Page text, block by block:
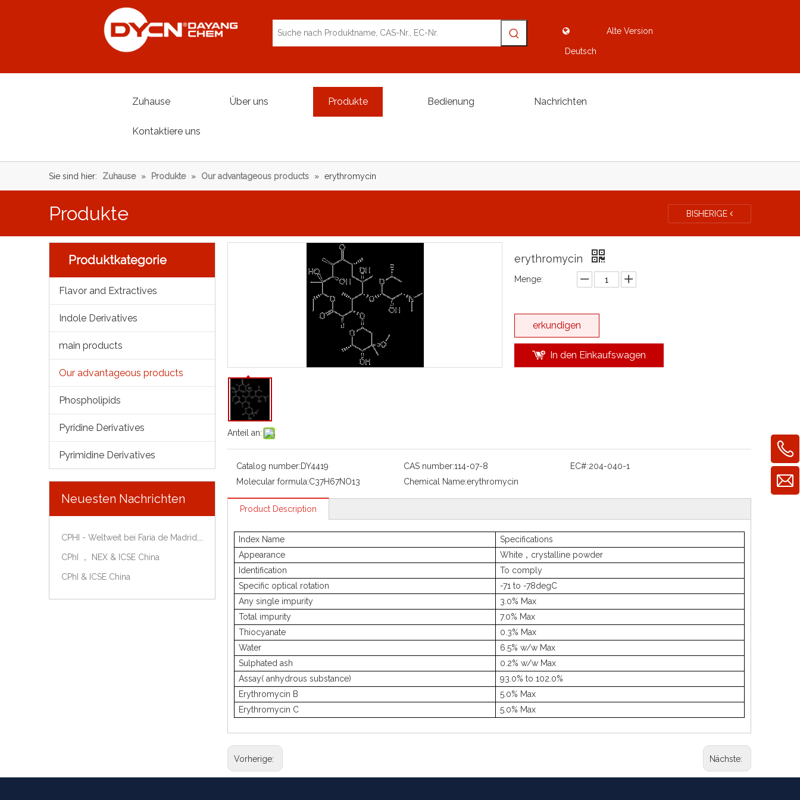
Deutsch
Alte Version
Zuhause Über uns Produkte Bedienung Nachrichten
Kontaktiere uns
Sie sind hier: Zuhause » Produkte » Our advantageous products » erythromycin
Produkte BISHERIGE
Produktkategorie
Flavor and Extractives
Indole Derivatives
main products
Our advantageous products
Phospholipids
Pyridine Derivatives
Pyrimidine Derivatives
Neuesten Nachrichten
CPhI ， NEX & ICSE China
CPhI & ICSE China
Anteil an:
erythromycin
Menge:
erkundigen
In den Einkaufswagen
Catalog number:DY4419 CAS number:114-07-8 EC#:204-040-1
Molecular formula:C37H67NO13 Chemical Name:erythromycin
Product Description
Index Name
Specifications
Appearance
White ， crystalline powder
Identification
To comply
Specific optical rotation
-71 to -78degC
Any single impurity
3.0% Max
Total impurity
7.0% Max
Thiocyanate
0.3% Max
Water
6.5% w/w Max
Sulphated ash
0.2% w/w Max
Assay( anhydrous substance)
93.0% to 102.0%
Erythromycin B
5.0% Max
Erythromycin C
5.0% Max
Vorherige: Nächste: